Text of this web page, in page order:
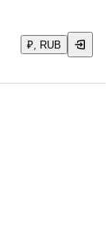
₽, RUB